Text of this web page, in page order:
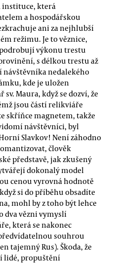
instituce, která
a hospodářskou
ani za nejhlubší
režimu. Je to věznice,
podrobují výkonu trestu
s délkou trestu až
návštěvníka nedalekého
kde je uložen
Maura, když se dozví, že
jsou částí relikviáře
skříňce magnetem, takže
návštěvníci, byl
Slavkov! Není záhodno
člověk
představě, jak zkušený
dokonalý model
cenou vyrovná hodnotě
si do příběhu obsadíte
mohl by z toho být lehce
vězni vymyslí
která se nakonec
souhrou
tajemný Rus). Škoda, že
lidé, propuštění